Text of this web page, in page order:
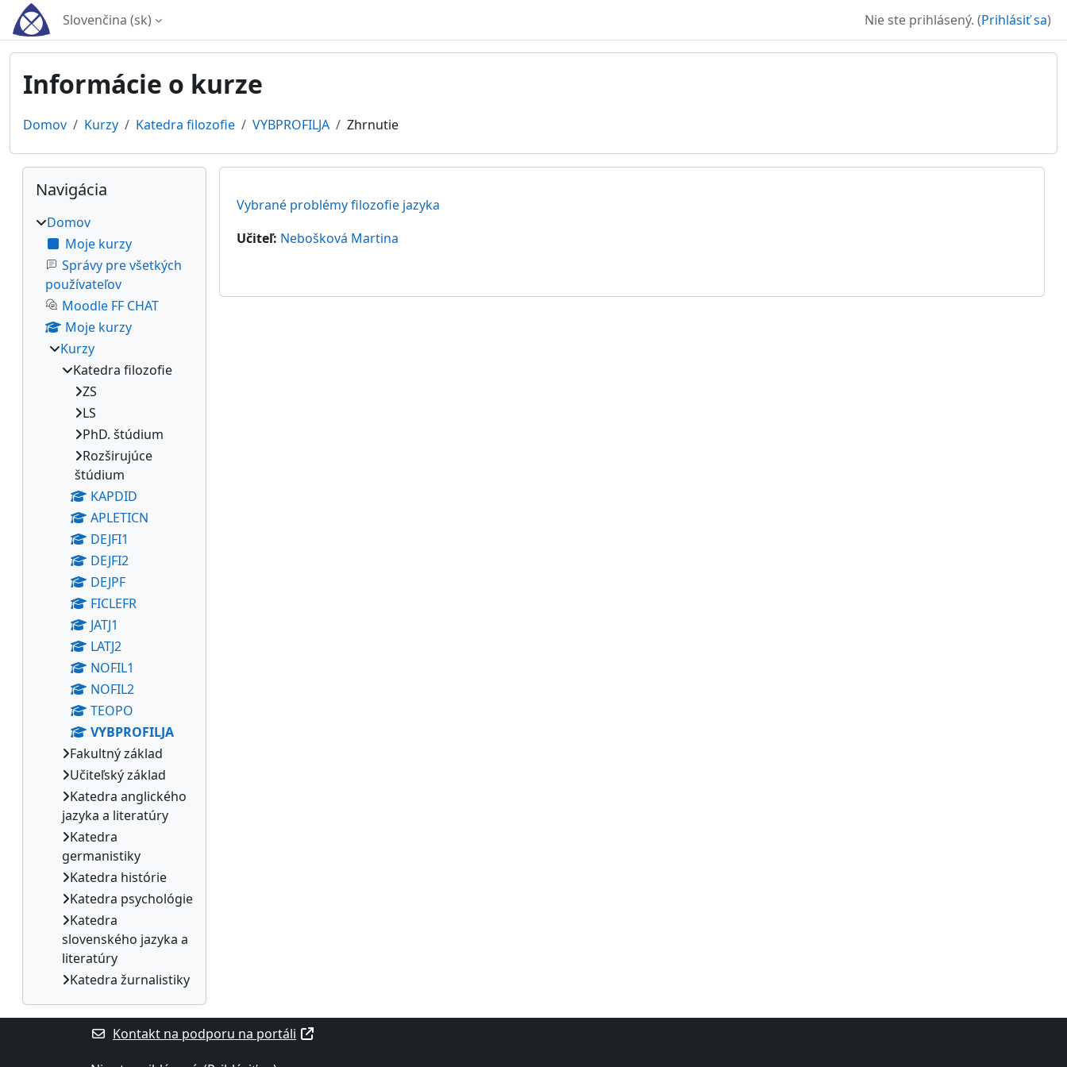
Preskočiť na hlavný obsah
Slovenčina ‎(sk)‎ Nie ste prihlásený. (Prihlásiť sa)
Informácie o kurze
Domov Kurzy Katedra filozofie VYBPROFILJA Zhrnutie
Vybrané problémy filozofie jazyka
Učiteľ: Nebošková Martina
Bloky
Preskočiť Navigácia
Navigácia
Domov
Moje kurzy
Správy pre všetkých
používateľov
Moodle FF CHAT
Moje kurzy
Kurzy
Katedra filozofie
ZS
LS
PhD. štúdium
Rozširujúce
štúdium
KAPDID
APLETICN
DEJFI1
DEJFI2
DEJPF
FICLEFR
JATJ1
LATJ2
NOFIL1
NOFIL2
TEOPO
VYBPROFILJA
Fakultný základ
Učiteľský základ
Katedra anglického
jazyka a literatúry
Katedra
germanistiky
Katedra histórie
Katedra psychológie
Katedra
slovenského jazyka a
literatúry
Katedra žurnalistiky
Kontakt na podporu na portáli